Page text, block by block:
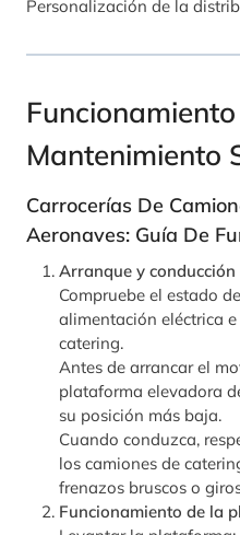
Personalización de la
Mantenimiento
Carrocerías De
Aeronaves: Guía De
Arranque y conducción
Compruebe el estado
alimentación eléctrica
catering.
Antes de arrancar el
plataforma elevadora
su posición más baja.
Cuando conduzca,
los camiones de
frenazos bruscos o
Funcionamiento de la